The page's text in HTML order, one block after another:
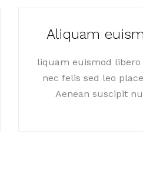
Aliquam
liquam euismod
nec felis sed leo
Aenean suscipit